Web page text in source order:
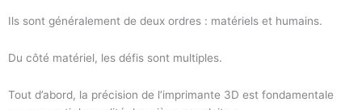
Ils sont généralement de deux ordres : matériels et humains.
Du côté matériel, les défis sont multiples.
Tout d’abord, la précision de l’imprimante 3D est fondamentale